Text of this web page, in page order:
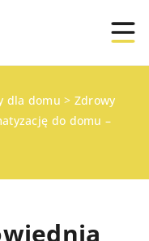
dla domu > Zdrowy
do domu –